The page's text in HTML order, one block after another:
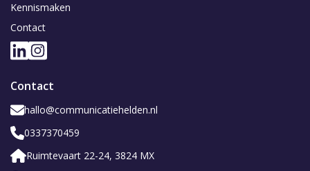
Kennismaken
Contact
Contact
hallo@communicatiehelden.nl
0337370459
Ruimtevaart 22-24, 3824 MX